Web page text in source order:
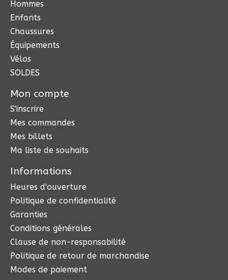
Hommes
Enfants
Chaussures
Équipements
Vélos
SOLDES
Mon compte
S'inscrire
Mes commandes
Mes billets
Ma liste de souhaits
Informations
Heures d'ouverture
Politique de confidentialité
Garanties
Conditions générales
Clause de non-responsabilité
Politique de retour de marchandise
Modes de paiement